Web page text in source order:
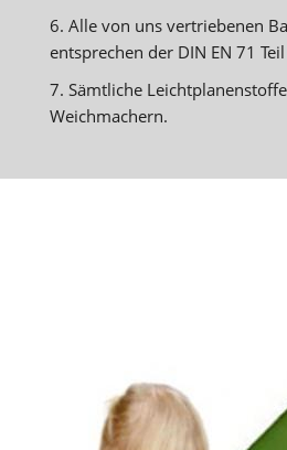
6. Alle von uns vertriebenen
entsprechen der DIN EN 71
7. Sämtliche
Weichmachern.